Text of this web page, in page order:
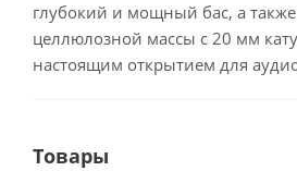
глубокий и мощный бас, а
целлюлозной массы с 20 мм
настоящим открытием для
Товары